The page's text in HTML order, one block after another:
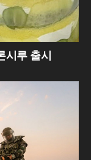
시루 출시